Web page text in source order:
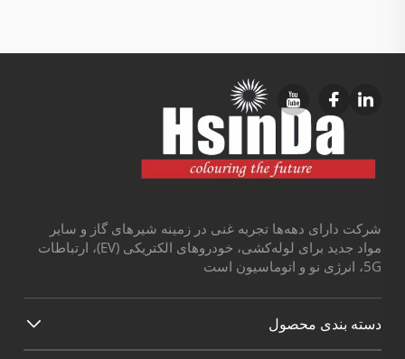
شرکت دارای دهه‌ها تجربه غنی در زمینه شیرهای گاز و سایر
مواد جدید برای لوله‌کشی، خودروهای الکتریکی (EV)، ارتباطات
5G، انرژی نو و اتوماسیون است
دسته بندی محصول